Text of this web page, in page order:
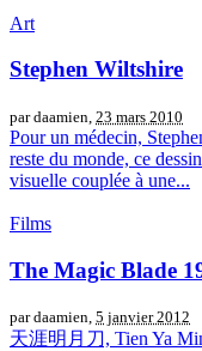
Art
Stephen Wiltshire
par daamien, 23 mars 2010
Pour un médecin,
reste du monde, ce
visuelle couplée à une...
Films
The Magic Blade
par daamien, 5 janvier 2012
天涯明月刀, Tien Ya